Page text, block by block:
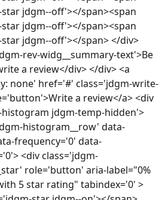
jdgm--off'></span><span
jdgm--off'></span><span
jdgm--off'></span> </div>
rev-widg__summary-text'>Be
a review</div> </div> <a
none' href='#' class='jdgm-write-
a review</a> <div
jdgm-temp-hidden'>
histogram__row' data-
frequency='0' data-
<div class='jdgm-
role='button' aria-label="0%
5 star rating" tabindex='0' >